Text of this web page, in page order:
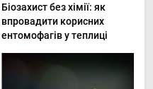
Біозахист без хімії: як
впровадити корисних
ентомофагів у теплиці